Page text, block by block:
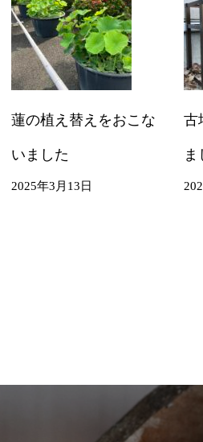
蓮の植え替えをおこな
いました
2025年3月13日
古
ま